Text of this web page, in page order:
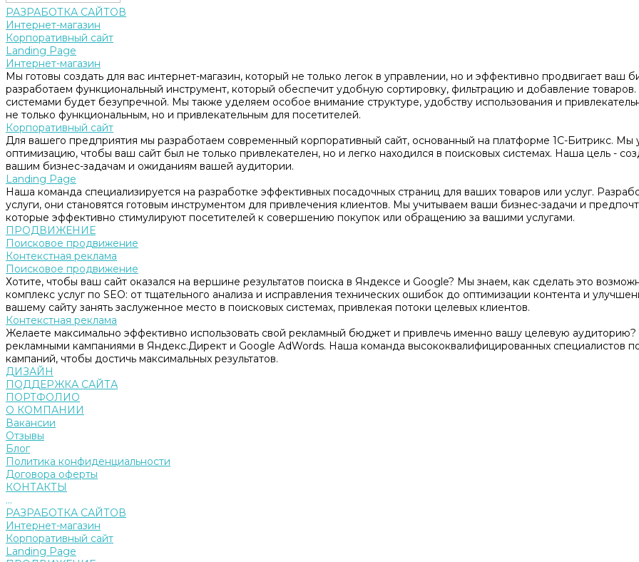
РАЗРАБОТКА САЙТОВ
Интернет-магазин
Корпоративный сайт
Landing Page
Интернет-магазин
Мы готовы создать для вас интернет-магазин, который не только легок в управлении, но и эффективно продвигает ваш
разработаем функциональный инструмент, который обеспечит удобную сортировку, фильтрацию и добавление
системами будет безупречной. Мы также уделяем особое внимание структуре, удобству использования и
не только функциональным, но и привлекательным для посетителей.
Корпоративный сайт
Для вашего предприятия мы разработаем современный корпоративный сайт, основанный на платформе 1С-Битрикс. Мы
оптимизацию, чтобы ваш сайт был не только привлекателен, но и легко находился в поисковых системах. Наша цель -
вашим бизнес-задачам и ожиданиям вашей аудитории.
Landing Page
Наша команда специализируется на разработке эффективных посадочных страниц для ваших товаров или услуг.
услуги, они становятся готовым инструментом для привлечения клиентов. Мы учитываем ваши бизнес-задачи и
которые эффективно стимулируют посетителей к совершению покупок или обращению за вашими услугами.
ПРОДВИЖЕНИЕ
Поисковое продвижение
Контекстная реклама
Поисковое продвижение
Хотите, чтобы ваш сайт оказался на вершине результатов поиска в Яндексе и Google? Мы знаем, как сделать это
комплекс услуг по SEO: от тщательного анализа и исправления технических ошибок до оптимизации контента и
вашему сайту занять заслуженное место в поисковых системах, привлекая потоки целевых клиентов.
Контекстная реклама
Желаете максимально эффективно использовать свой рекламный бюджет и привлечь именно вашу целевую
рекламными кампаниями в Яндекс.Директ и Google AdWords. Наша команда высококвалифицированных специалистов
кампаний, чтобы достичь максимальных результатов.
ДИЗАЙН
ПОДДЕРЖКА САЙТА
ПОРТФОЛИО
О КОМПАНИИ
Вакансии
Отзывы
Блог
Политика конфиденциальности
Договора оферты
КОНТАКТЫ
...
РАЗРАБОТКА САЙТОВ
Интернет-магазин
Корпоративный сайт
Landing Page